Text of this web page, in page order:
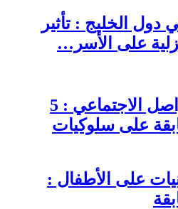
دول الخليج : تأثير
على الأسر…
شبكات التواصل الاجتماعي : 5
على سلوكيات
على الأطفال :